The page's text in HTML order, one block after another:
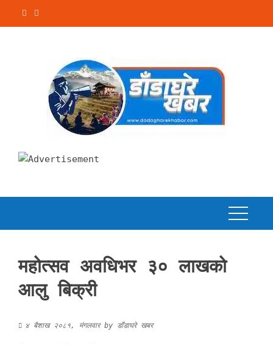
महोत्सव अवधिभर ३० लाखको
आलु बिक्री
४ बैशाख २०८१, मंगलवारby डाँडाघरे खबर